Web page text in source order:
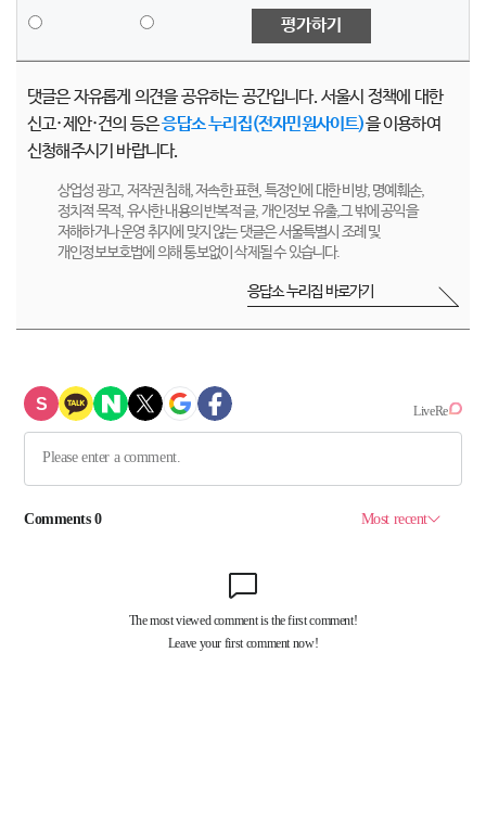
평가하기
댓글은 자유롭게 의견을 공유하는 공간입니다. 서울시 정책에 대한
신고·제안·건의 등은응답소 누리집(전자민원사이트)을 이용하여
신청해주시기 바랍니다.
상업성 광고, 저작권 침해, 저속한 표현, 특정인에 대한 비방, 명예훼손,
정치적 목적, 유사한 내용의 반복적 글, 개인정보 유출,그 밖에 공익을
저해하거나 운영 취지에 맞지 않는 댓글은 서울특별시 조례 및
개인정보보호법에 의해 통보없이 삭제될 수 있습니다.
응답소 누리집 바로가기